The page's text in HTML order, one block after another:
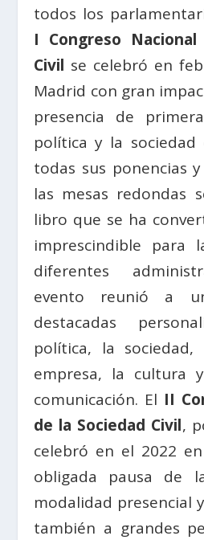
todos los
I Congreso
Civil se celebró en
Madrid con gran
presencia de
política y la sociedad
todas sus ponencias
las mesas redondas
libro que se ha
imprescindible para
diferentes
evento reunió a
destacadas
política, la
empresa, la cultura
comunicación. El II
de la Sociedad Civil,
celebró en el 2022
obligada pausa de
modalidad presencial
también a grandes